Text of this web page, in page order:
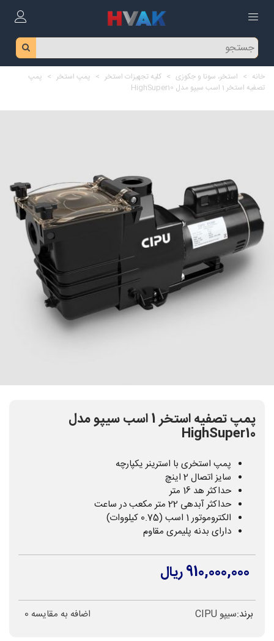
خانه > استخر، سونا و جکوزی > کلیه تجهیزات استخر > پمپ استخر > پمپ
تصفیه استخر 1 اسب سیپو مدل HighSuper10
پمپ تصفیه استخر 1 اسب سیپو مدل
HighSuper10
پمپ استخری با استرینر یکپارچه
سایز اتصال 2 اینچ
حداکثر هد 16 متر
حداکثر آبدهی 22 متر مکعب در ساعت
الکتروموتور 1 اسب (0.75 کیلووات)
دارای بدنه پلیمری مقاوم
910,000,000 ریال
برند:سیپو CIPU اضافه به مقایسه 0